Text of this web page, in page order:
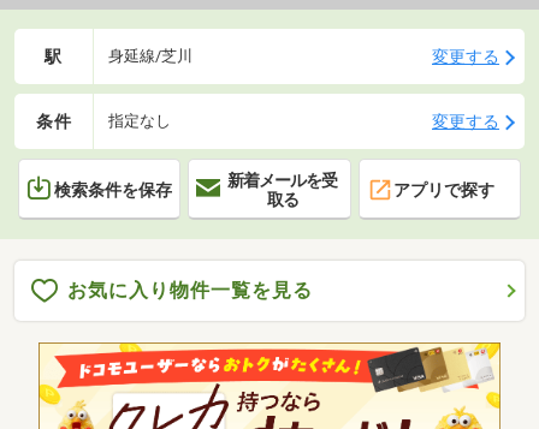
駅 身延線/芝川 変更する
条件 指定なし 変更する
検索条件を保存
新着メールを受
取る
アプリで探す
お気に入り物件一覧を見る